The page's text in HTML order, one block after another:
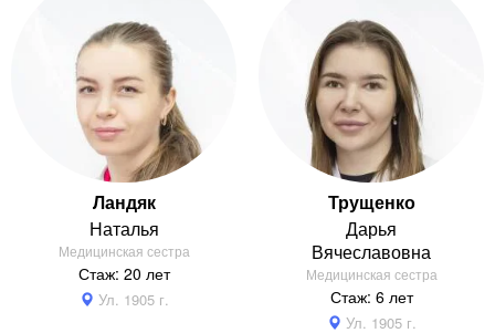
Ландяк
Наталья
Медицинская сестра
Стаж: 20 лет
Ул. 1905 г.
Трущенко
Дарья
Вячеславовна
Медицинская сестра
Стаж: 6 лет
Ул. 1905 г.